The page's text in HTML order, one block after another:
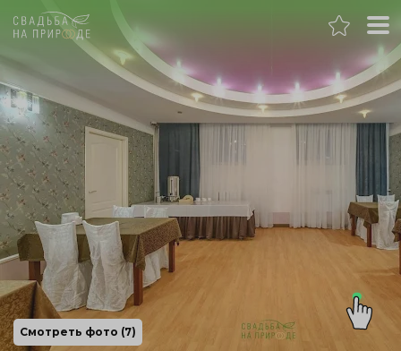
Нижний Новгород
Банкет
Свадьба
День рождения
Выпускной
Корпоратив
Смотреть фото (7)